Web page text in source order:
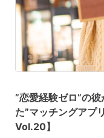
”恋愛経験ゼロ”の
た”マッチングアプ
Vol.20】